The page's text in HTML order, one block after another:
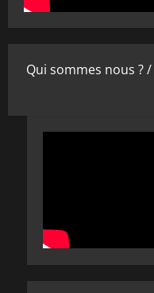
Qui sommes nous ? /